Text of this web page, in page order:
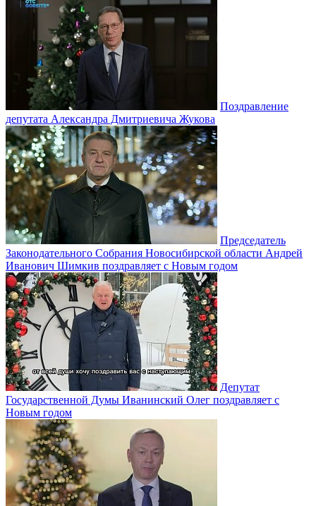
Поздравление
депутата Александра Дмитриевича Жукова
Председатель
Законодательного Собрания Новосибирской области Андрей
Иванович Шимкив поздравляет с Новым годом
Депутат
Государственной Думы Иванинский Олег поздравляет с
Новым годом